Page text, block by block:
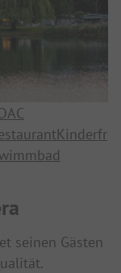
Kinderfr
seinen Gästen